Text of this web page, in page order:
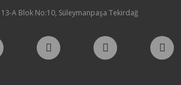
A Blok No:10, Süleymanpaşa Tekirdağ